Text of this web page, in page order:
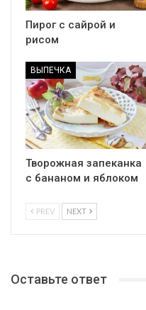
Пирог с сайрой и
рисом
ВЫПЕЧКА
Творожная запеканка
с бананом и яблоком
PREV NEXT
Оставьте ответ